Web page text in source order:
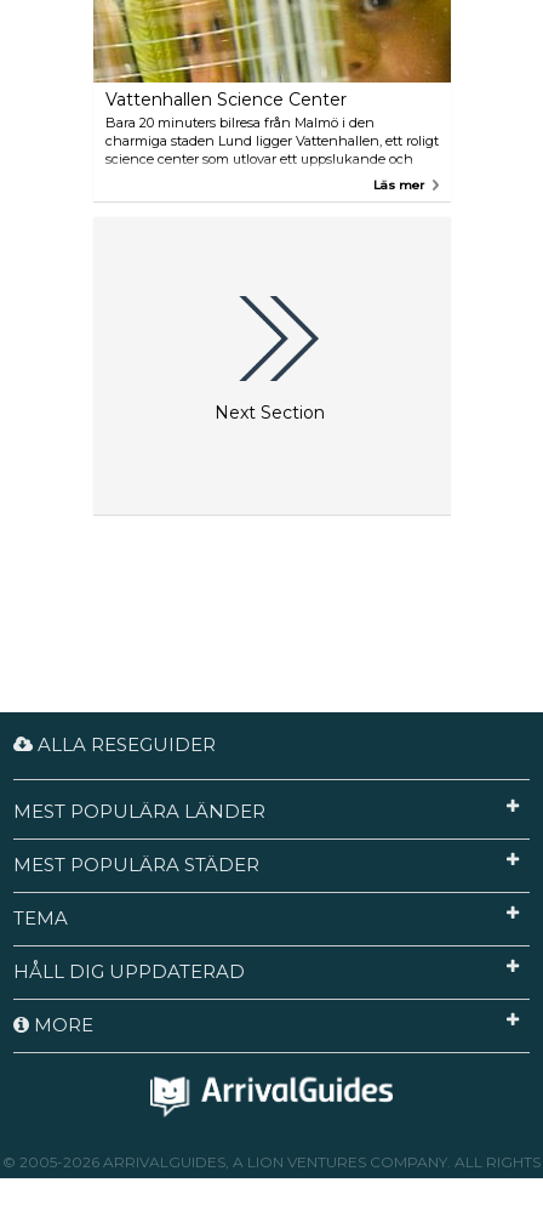
Vattenhallen Science Center
Bara 20 minuters bilresa från Malmö i den
charmiga staden Lund ligger Vattenhallen, ett roligt
science center som utlovar ett uppslukande och
lärorikt äventyr för både barn och vuxna. Utforska
experiment och testa dina kunskaper i
utställningen Skjuta protoner och kittla elektroner.
Ta dig an DigiWall och tävla mot en kompis när du
navigerar på en digital klättervägg som tänjer på
dina gränser. Du kan även släppa loss din
bygga en raket med det innovativa 4DFrame-
Läs mer
Next Section
ALLA RESEGUIDER
MEST POPULÄRA LÄNDER
MEST POPULÄRA STÄDER
TEMA
HÅLL DIG UPPDATERAD
MORE
© 2005-2026 ARRIVALGUIDES, A LION VENTURES COMPANY. ALL RIGHTS
RESERVED.